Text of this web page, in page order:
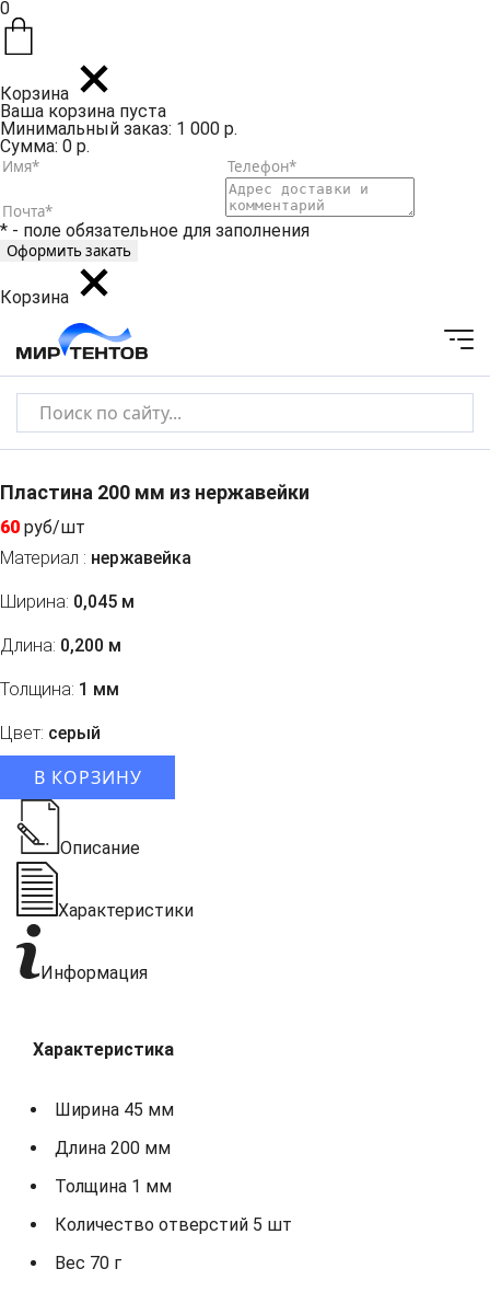
0
Корзина
Ваша корзина пуста
Минимальный заказ: 1 000 р.
Сумма: 0 р.
* - поле обязательное для заполнения
Корзина
Пластина 200 мм из нержавейки
60 руб/шт
Материал : нержавейка
Ширина: 0,045 м
Длина: 0,200 м
Толщина: 1 мм
Цвет: серый
В КОРЗИНУ
Описание
Характеристики
Информация
Характеристика
Ширина 45 мм
Длина 200 мм
Толщина 1 мм
Количество отверстий 5 шт
Вес 70 г